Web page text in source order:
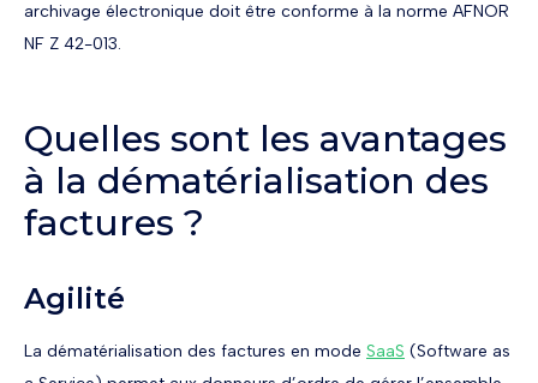
archivage électronique doit être conforme à la norme AFNOR
NF Z 42-013.
Quelles sont les avantages
à la dématérialisation des
factures ?
Agilité
La dématérialisation des factures en mode SaaS (Software as